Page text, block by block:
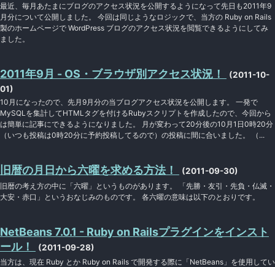
最近、毎月あたまにブログのアクセス状況を公開するようになって先日も2011年9
月分について公開しました。 今回は同じようなロジックで、当方の Ruby on Rails
製のホームページで WordPress ブログのアクセス状況を閲覧できるようにしてみ
ました。
2011年9月 - OS・ブラウザ別アクセス状況！
(2011-10-
01)
10月になったので、先月9月分の当ブログアクセス状況を公開します。 一発で
MySQLを集計してHTMLタグを付けるRubyスクリプトを作成したので、今回から
は簡単に記事にできるようになりました。 月が変わって20分後の10月1日0時20分
（いつも投稿は0時20分に予約投稿してるので）の投稿に間に合いました。 （...
旧暦の月日から六曜を求める方法！ (2011-09-30)
旧暦の考え方の中に「六曜」というものがあります。 「先勝・友引・先負・仏滅・
大安・赤口」というおなじみのものです。 各六曜の意味は以下のとおりです。
NetBeans 7.0.1 - Ruby on Railsプラグインをインスト
ール！
(2011-09-28)
当方は、現在 Ruby とか Ruby on Rails で開発する際に「NetBeans」を使用してい